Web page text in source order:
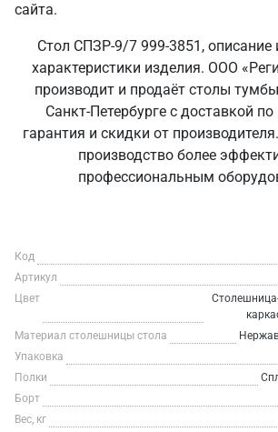
сайта.
Стол СПЗР-9/7 999-3851, описание
характеристики изделия. ООО
производит и продаёт столы
Санкт‑Петербурге с доставкой
гарантия и скидки от
производство более
профессиональным
Код
Артикул
Цвет
Материал столешницы стола
Упаковка
Полки
Борт
Вес, кг